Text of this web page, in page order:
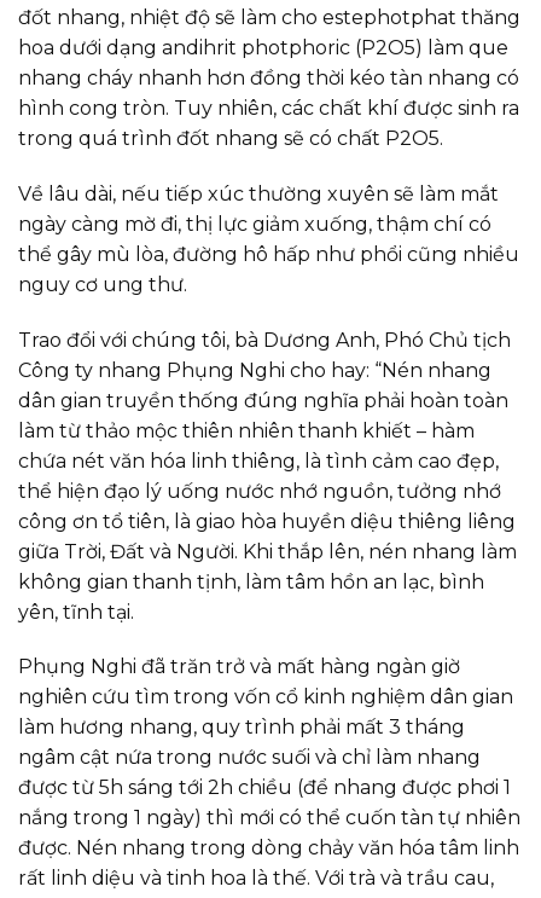
đốt nhang, nhiệt độ sẽ làm cho estephotphat thăng
hoa dưới dạng andihrit photphoric (P2O5) làm que
nhang cháy nhanh hơn đồng thời kéo tàn nhang có
hình cong tròn. Tuy nhiên, các chất khí được sinh ra
trong quá trình đốt nhang sẽ có chất P2O5.
Về lâu dài, nếu tiếp xúc thường xuyên sẽ làm mắt
ngày càng mờ đi, thị lực giảm xuống, thậm chí có
thể gây mù lòa, đường hô hấp như phổi cũng nhiều
nguy cơ ung thư.
Trao đổi với chúng tôi, bà Dương Anh, Phó Chủ tịch
Công ty nhang Phụng Nghi cho hay: “Nén nhang
dân gian truyền thống đúng nghĩa phải hoàn toàn
làm từ thảo mộc thiên nhiên thanh khiết – hàm
chứa nét văn hóa linh thiêng, là tình cảm cao đẹp,
thể hiện đạo lý uống nước nhớ nguồn, tưởng nhớ
công ơn tổ tiên, là giao hòa huyền diệu thiêng liêng
giữa Trời, Đất và Người. Khi thắp lên, nén nhang làm
không gian thanh tịnh, làm tâm hồn an lạc, bình
yên, tĩnh tại.
Phụng Nghi đã trăn trở và mất hàng ngàn giờ
nghiên cứu tìm trong vốn cổ kinh nghiệm dân gian
làm hương nhang, quy trình phải mất 3 tháng
ngâm cật nứa trong nước suối và chỉ làm nhang
được từ 5h sáng tới 2h chiều (để nhang được phơi 1
nắng trong 1 ngày) thì mới có thể cuốn tàn tự nhiên
được. Nén nhang trong dòng chảy văn hóa tâm linh
rất linh diệu và tinh hoa là thế. Với trà và trầu cau,